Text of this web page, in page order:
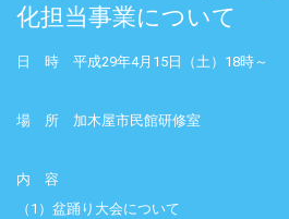
化担当事業について
日 時 平成29年4月15日（土）18時～
場 所 加木屋市民館研修室
内 容
（1）盆踊り大会について